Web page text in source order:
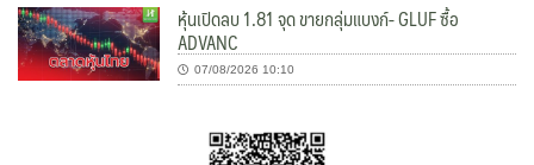
หุ้นเปิดลบ 1.81 จุด ขายกลุ่มแบงก์- GLUF ซื้อ
ADVANC
07/08/2026 10:10